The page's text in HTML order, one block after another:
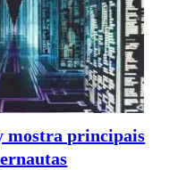
mostra principais